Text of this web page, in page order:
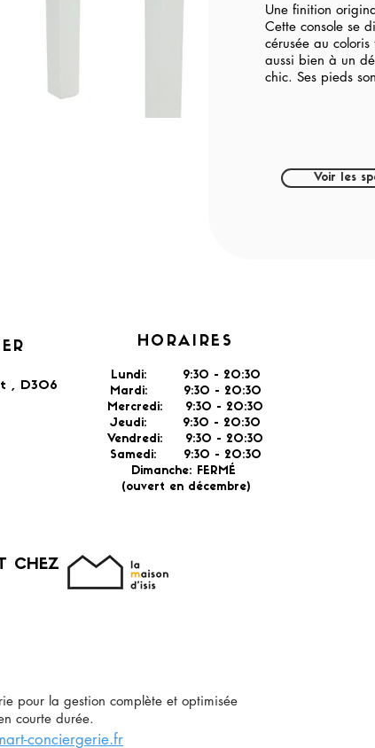
Une finition
Cette console se
cérusée au
aussi bien à un
chic. Ses pieds
Voir les
, D306
HORAIRES
Lundi: 9:30 - 20:30
Mardi: 9:30 - 20:30
Mercredi: 9:30 - 20:30
Jeudi: 9:30 - 20:30
Vendredi: 9:30 - 20:30
Samedi: 9:30 - 20:30
Dimanche: FERMÉ
(ouvert en décembre)
CHEZ
pour la gestion complète et optimisée
courte durée.
conciergerie.fr